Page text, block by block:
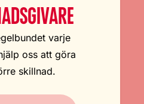
varje
oss att göra
skillnad.